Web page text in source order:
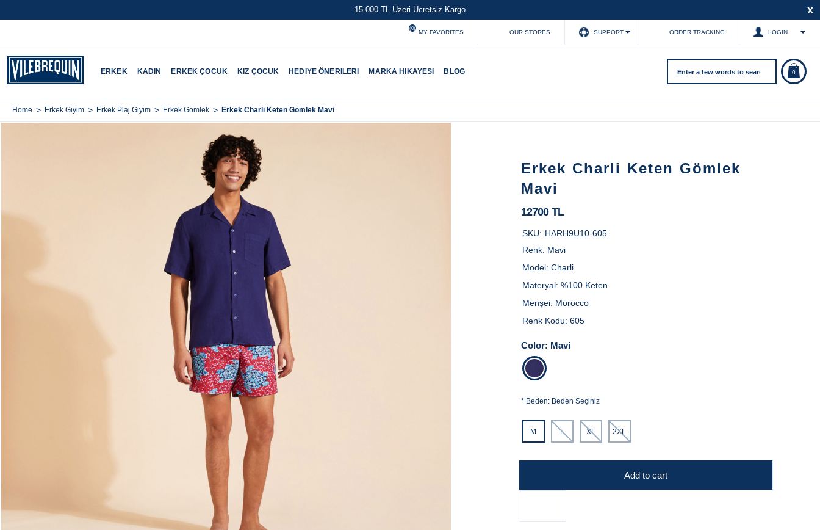
15.000 TL Üzeri Ücretsiz Kargo x
MY FAVORITES
(0)
OUR STORES SUPPORT ORDER TRACKING LOGIN
ERKEK KADIN ERKEK ÇOCUK KIZ ÇOCUK HEDIYE ÖNERILERI MARKA HIKAYESI BLOG 0
Home > Erkek Giyim > Erkek Plaj Giyim > Erkek Gömlek > Erkek Charli Keten Gömlek Mavi
Erkek Charli Keten Gömlek
Mavi
12700 TL
SKU: HARH9U10-605
Renk: Mavi
Model:Charli
Materyal:%100 Keten
Menşei: Morocco
Renk Kodu:605
Color: Mavi
*Beden: Beden Seçiniz
M L XL 2XL
Add to cart